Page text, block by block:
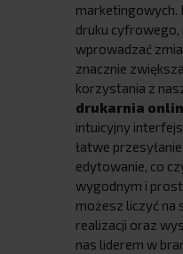
marketingowych.
druku
wprowadzać
znacznie
korzystania z
drukarnia
intuicyjny
łatwe
edytowanie, co
wygodnym i
możesz liczyć na
realizacji oraz
nas liderem w